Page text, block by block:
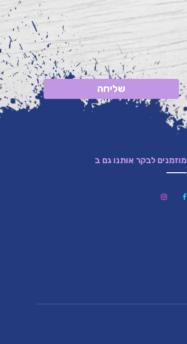
שליחה
מוזמנים לבקר אותנו גם ב